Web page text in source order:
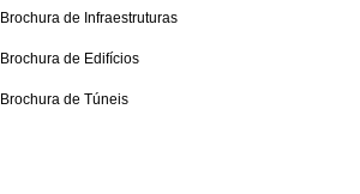
Brochura de Infraestruturas
Brochura de Edifícios
Brochura de Túneis